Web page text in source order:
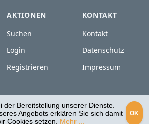
AKTIONEN
Suchen
Login
Registrieren
KONTAKT
Kontakt
Datenschutz
Impressum
© - Alle Rechte vorbehalten
der Bereitstellung unserer Dienste.
Angebots erklären Sie sich damit
Cookies setzen. Mehr ...
OK